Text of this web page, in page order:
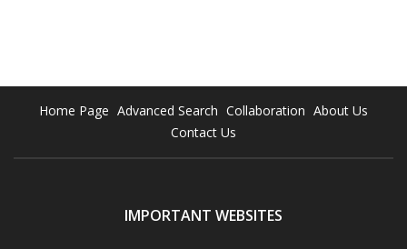
المنصات إتاحة مواردها وخدماتها مجان اً g التعلیمیة التابعة للقطاع
Home Page Advanced Search Collaboration About Us
Contact Us
IMPORTANT WEBSITES